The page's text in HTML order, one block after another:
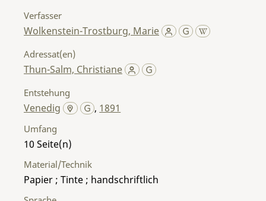
Verfasser
Wolkenstein-Trostburg, Marie
Adressat(en)
Thun-Salm, Christiane
Entstehung
Venedig , 1891
Umfang
10
Material/Technik
Papier ; Tinte ; handschriftlich